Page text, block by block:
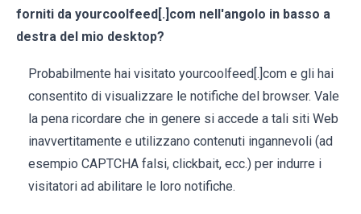
forniti da yourcoolfeed[.]com nell'angolo in basso a
destra del mio desktop?
Probabilmente hai visitato yourcoolfeed[.]com e gli hai
consentito di visualizzare le notifiche del browser. Vale
la pena ricordare che in genere si accede a tali siti Web
inavvertitamente e utilizzano contenuti ingannevoli (ad
esempio CAPTCHA falsi, clickbait, ecc.) per indurre i
visitatori ad abilitare le loro notifiche.